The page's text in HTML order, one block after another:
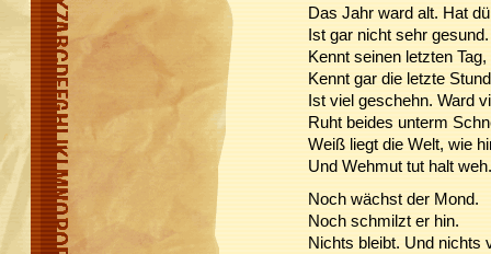
Das Jahr ward alt. Hat
Ist gar nicht sehr gesund.
Kennt seinen letzten
Kennt gar die letzte
Ist viel geschehn. Ward
Ruht beides unterm
Weiß liegt die Welt, wie
Und Wehmut tut halt weh.
Noch wächst der Mond.
Noch schmilzt er hin.
Nichts bleibt. Und nichts